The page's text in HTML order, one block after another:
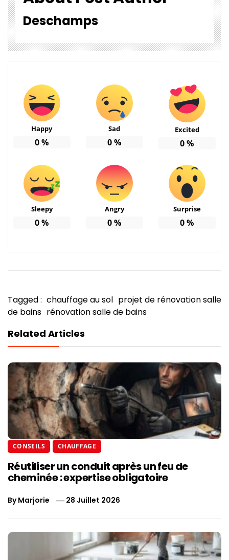
Deschamps
Happy
0%
Sad
0%
Excited
0%
Sleepy
0%
Angry
0%
Surprise
0%
Tagged : chauffage au sol projet de rénovation salle
de bains rénovation salle de bains
Related Articles
CONSEILS CHAUFFAGE
Réutiliser un conduit après un feu de
cheminée : expertise obligatoire
ByMarjorie 28 Juillet 2026